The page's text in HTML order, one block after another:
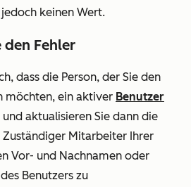
keinen Wert.
den Fehler
dass die Person, der Sie den
möchten, ein aktiver Benutzer
aktualisieren Sie dann die
Zuständiger Mitarbeiter Ihrer
Vor- und Nachnamen oder
Benutzers zu